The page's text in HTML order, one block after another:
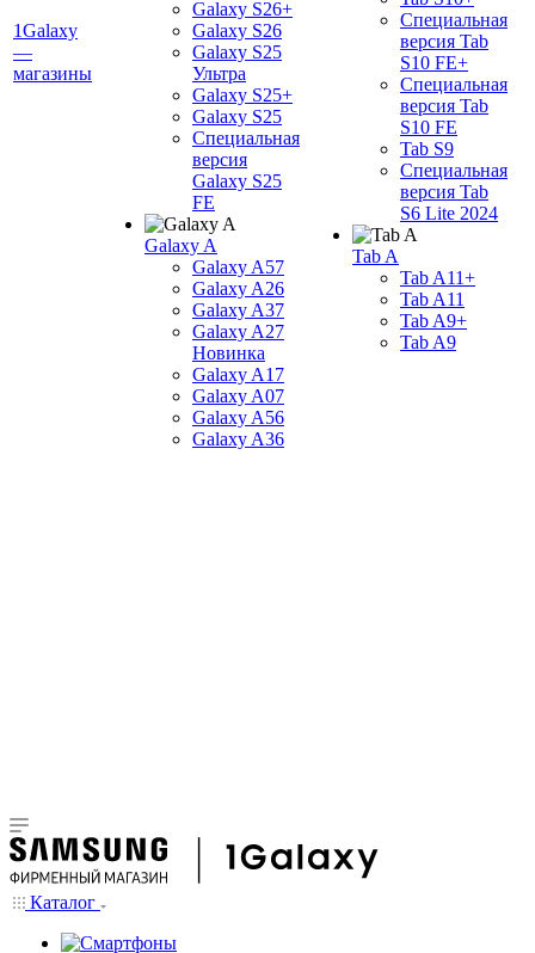
1Galaxy
—
магазины
Galaxy S26+
Galaxy S26
Galaxy S25
Ультра
Galaxy S25+
Galaxy S25
Специальная
версия
Galaxy S25
FE
Galaxy A
Galaxy A57
Galaxy A26
Galaxy A37
Galaxy A27
Новинка
Galaxy A17
Galaxy A07
Galaxy A56
Galaxy A36
Специальная
версия Tab
S10 FE+
Специальная
версия Tab
S10 FE
Tab S9
Специальная
версия Tab
S6 Lite 2024
Tab A
Tab A11+
Tab A11
Tab A9+
Tab A9
Каталог